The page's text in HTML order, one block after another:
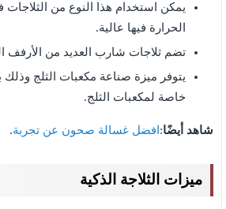
يمكن استخدام هذا النوع من
الحرارة فيها عالية.
تضم ثلاجات شارب العديد من الأرفف
يتوفر ميزة صناعة مكعبات الثلج
خاصة لمكعبات الثلج.
شاهد أيضًا: افضل غسالة صحون عن تجربة.
ميزات الثلاجة الذكية